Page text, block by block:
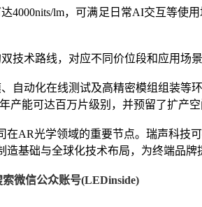
4000nits/lm，可满足日常AI交互等使
术路线，对应不同价位段和应用场
自动化在线测试及高精密模组组装
产能可达百万片级别，并预留了扩产空
AR光学领域的重要节点。瑞声科
基础与全球化技术布局，为终端品牌
微信公众账号(LEDinside)